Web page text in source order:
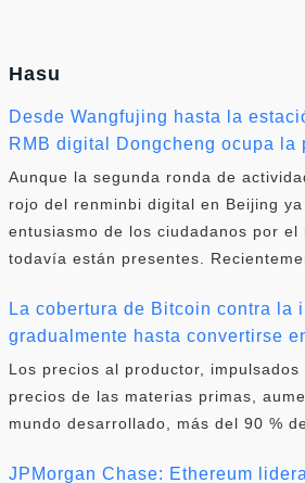
Hasu
Desde Wangfujing hasta la
RMB digital Dongcheng ocupa la
Aunque la segunda ronda de
rojo del renminbi digital en Beijing
entusiasmo de los ciudadanos por el
todavía están presentes.
La cobertura de Bitcoin contra la
gradualmente hasta convertirse
Los precios al productor,
precios de las materias primas,
mundo desarrollado, más del 90 %
JPMorgan Chase: Ethereum